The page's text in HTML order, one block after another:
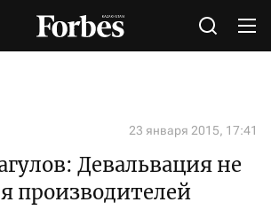
23 января 2015, 17:41
Девальвация не
производителей